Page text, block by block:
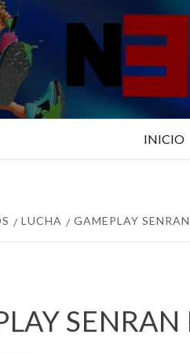
EN NINTENDO
INICIO
LUCHA GAMEPLAY